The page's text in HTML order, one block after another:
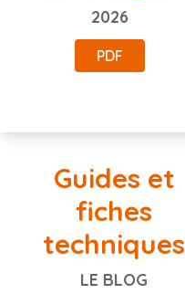
2026
PDF
Guides et
fiches
techniques
LE BLOG